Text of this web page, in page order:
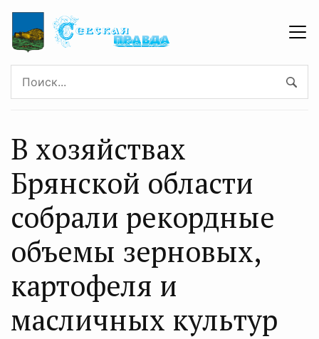
В хозяйствах
Брянской области
собрали рекордные
объемы зерновых,
картофеля и
масличных культур